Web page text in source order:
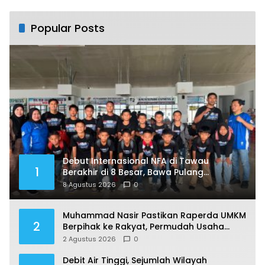
Popular Posts
1
Debut Internasional NFA di Tawau
Berakhir di 8 Besar, Bawa Pulang
Pengalaman Berharga
8 Agustus 2026 0
2
Muhammad Nasir Pastikan Raperda UMKM
Berpihak ke Rakyat, Permudah Usaha
hingga Perluas Pasar
2 Agustus 2026 0
Debit Air Tinggi, Sejumlah Wilayah